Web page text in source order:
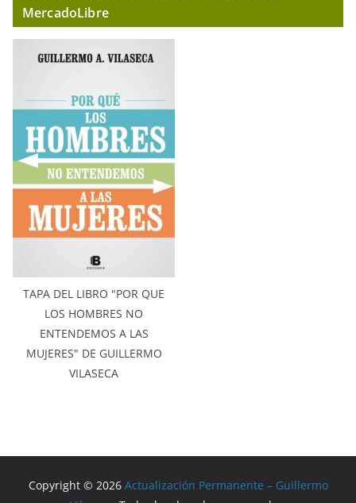
MercadoLibre
TAPA DEL LIBRO "POR QUE
LOS HOMBRES NO
ENTENDEMOS A LAS
MUJERES" DE GUILLERMO
VILASECA
Copyright © 2026 Actualización Permanente – Guillermo